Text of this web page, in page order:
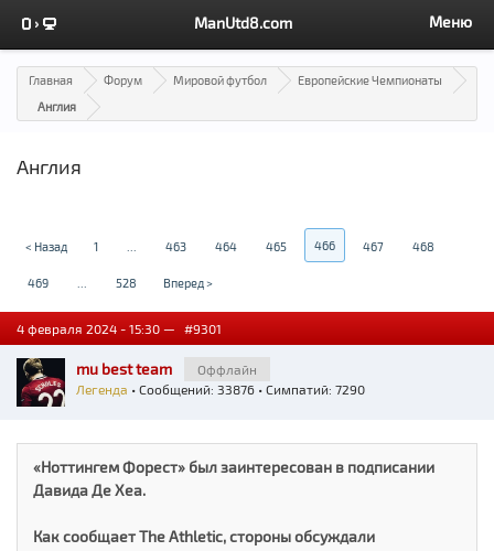
ManUtd8.com Меню
Главная Форум Мировой футбол
Европейские Чемпионаты
Англия
Англия
< Назад 1 463 464 465 466 467 468
469 528 Вперед >
4 февраля 2024 - 15:30 — #9301
mu best team
Оффлайн
Легенда • Сообщений: 33876 • Симпатий: 7290
«Ноттингем Форест» был заинтересован в подписании
Давида Де Хеа.
Как сообщает The Athletic, стороны обсуждали